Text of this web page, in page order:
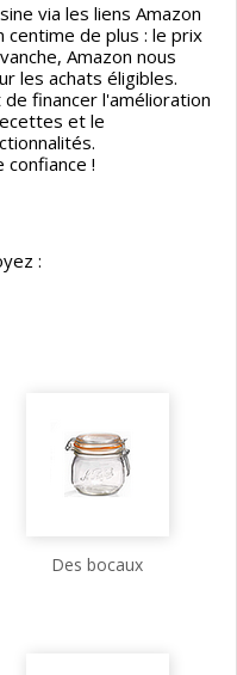
via les liens Amazon
centime de plus : le prix
Amazon nous
les achats éligibles.
financer l'amélioration
et le
!
:
Des bocaux